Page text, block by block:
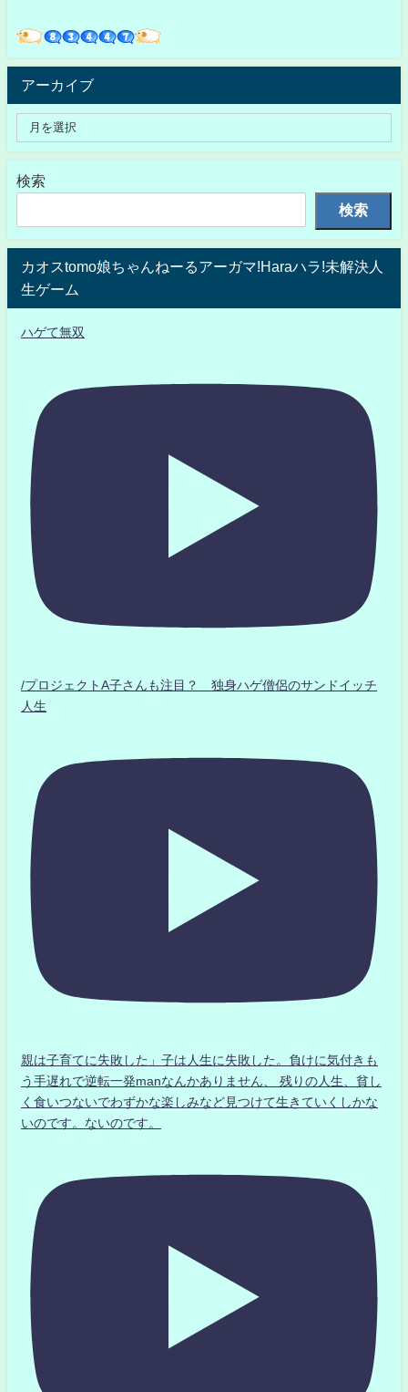
アーカイブ
検索
検索
カオスtomo娘ちゃんねーるアーガマ!Haraハラ!未解決人
生ゲーム
ハゲて無双
/プロジェクトA子さんも注目？ 独身ハゲ僧侶のサンドイッチ
人生
親は子育てに失敗した」子は人生に失敗した。負けに気付きも
う手遅れで逆転一発manなんかありません、 残りの人生、貧し
く食いつないでわずかな楽しみなど見つけて生きていくしかな
いのです。ないのです。